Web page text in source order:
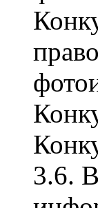
3.6.